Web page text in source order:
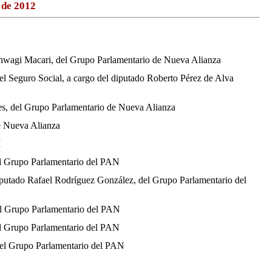
2012
Macari, del Grupo Parlamentario de Nueva Alianza
Seguro Social, a cargo del diputado Roberto Pérez de Alva
del Grupo Parlamentario de Nueva Alianza
Nueva Alianza
Parlamentario del PAN
Rafael Rodríguez González, del Grupo Parlamentario del
Grupo Parlamentario del PAN
Parlamentario del PAN
Grupo Parlamentario del PAN